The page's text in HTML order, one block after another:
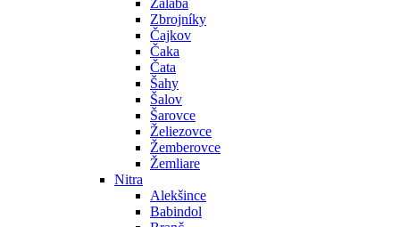
Zalaba
Zbrojníky
Čajkov
Čaka
Čata
Šahy
Šalov
Šarovce
Želiezovce
Žemberovce
Žemliare
Nitra
Alekšince
Babindol